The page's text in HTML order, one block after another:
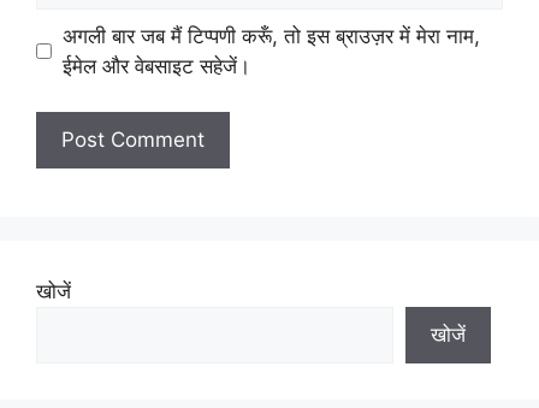
अगली बार जब मैं टिप्पणी करूँ, तो इस ब्राउज़र में मेरा नाम,
ईमेल और वेबसाइट सहेजें।
खोजें
खोजें